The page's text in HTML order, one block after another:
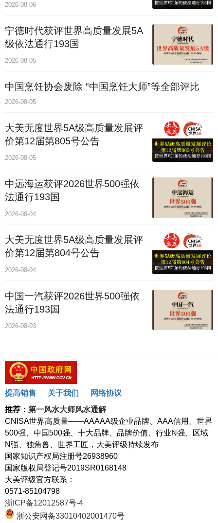
2026-08-06
宁德时代获评世界高质量发展5A
级依法通行193国
2026-08-05
中国烹饪协会废除 “中国烹饪大师”等全部评比
2026-08-05
大美无度世界5A级高质量发展评
价第12届第805号公告
2026-08-05
中远海运获评2026世界500强依
法通行193国
2026-08-04
大美无度世界5A级高质量发展评
价第12届第804号公告
2026-08-04
中国一汽获评2026世界500强依
法通行193国
2026-08-03
提高销售 关于我们
网络协议
推荐： 第一风水大师风水通解
CNISA世界高质量——AAAAA级企业品牌、AAA信用、世界
500强、中国500强、十大品牌、品牌价值、行业N强、区域
N强、独角兽、世界工匠，大美评级持续发布
国家知识产权局注册号26938960
国家版权局登记号2019SR0168148
大美评级官方联系：
0571-85104798
浙ICP备12012587号-4
浙公安网备33010402001470号